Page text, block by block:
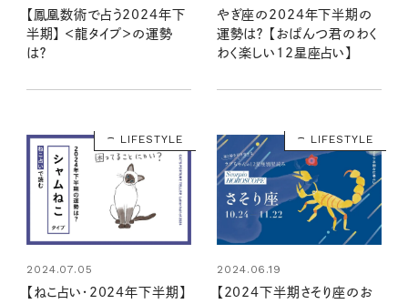
【鳳凰数術で占う2024年下
半期】 ＜龍タイプ＞の運勢
は？
やぎ座の2024年下半期の
運勢は？ 【おぱんつ君のわく
わく楽しい12星座占い】
LIFESTYLE
2024.07.05
【ねこ占い・2024年下半期】
LIFESTYLE
2024.06.19
【2024下半期さそり座のお